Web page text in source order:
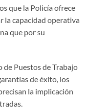
que la Policía ofrece
la capacidad operativa
que por su
de Puestos de Trabajo
de éxito, los
la implicación